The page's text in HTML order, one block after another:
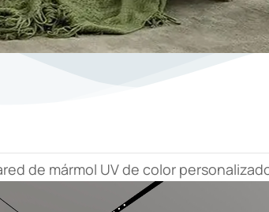
de mármol UV de color